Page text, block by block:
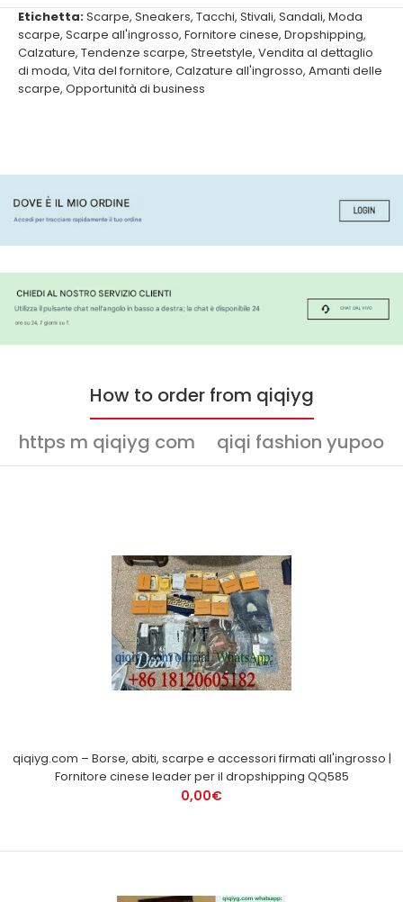
Etichetta:Scarpe, Sneakers, Tacchi, Stivali, Sandali, Moda
scarpe, Scarpe all'ingrosso, Fornitore cinese, Dropshipping,
Calzature, Tendenze scarpe, Streetstyle, Vendita al dettaglio
di moda, Vita del fornitore, Calzature all'ingrosso, Amanti delle
scarpe, Opportunità di business
How to order from qiqiyg
https m qiqiyg com
qiqi fashion yupoo
qiqiyg.com – Borse, abiti, scarpe e accessori firmati all'ingrosso |
Fornitore cinese leader per il dropshipping QQ585
0,00€